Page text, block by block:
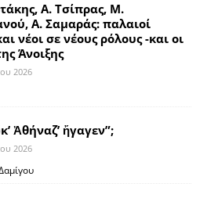
Α. Τσίπρας, Μ.
Α. Σαμαράς: παλαιοί
νέοι σε νέους ρόλους -και οι
Άνοιξης
2026
Ἀθήναζ’ ἤγαγεν”;
2026